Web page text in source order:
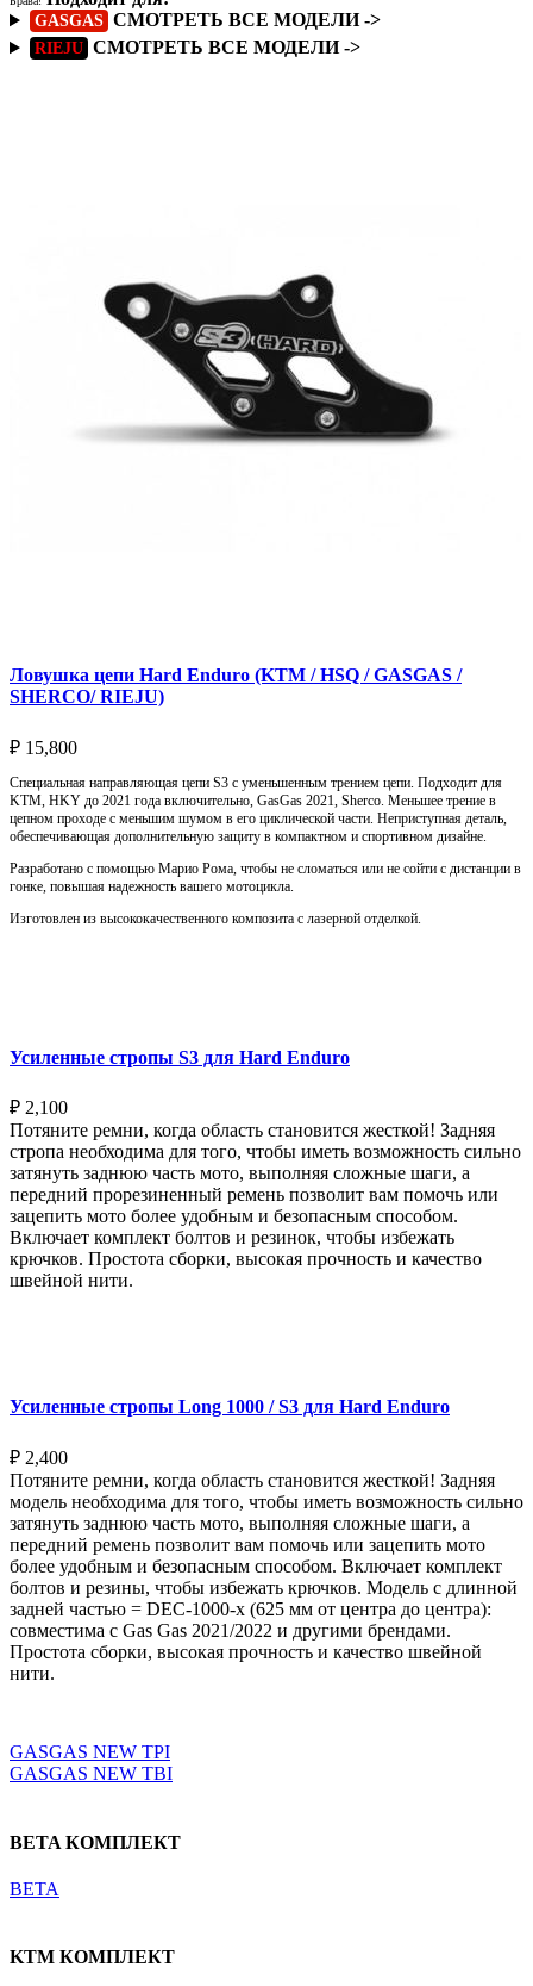
GASGAS СМОТРЕТЬ ВСЕ МОДЕЛИ ->
RIEJU СМОТРЕТЬ ВСЕ МОДЕЛИ ->
Ловушка цепи Hard Enduro (KTM / HSQ / GASGAS /
SHERCO/ RIEJU)
₽ 15,800
Специальная направляющая цепи S3 с уменьшенным трением цепи. Подходит для
KTM, HKY до 2021 года включительно, GasGas 2021, Sherco. Меньшее трение в
цепном проходе с меньшим шумом в его циклической части. Неприступная деталь,
обеспечивающая дополнительную защиту в компактном и спортивном дизайне.
Разработано с помощью Марио Рома, чтобы не сломаться или не сойти с дистанции в
гонке, повышая надежность вашего мотоцикла.
Изготовлен из высококачественного композита с лазерной отделкой.
Усиленные стропы S3 для Hard Enduro
₽ 2,100
Потяните ремни, когда область становится жесткой! Задняя
стропа необходима для того, чтобы иметь возможность сильно
затянуть заднюю часть мото, выполняя сложные шаги, а
передний прорезиненный ремень позволит вам помочь или
зацепить мото более удобным и безопасным способом.
Включает комплект болтов и резинок, чтобы избежать
крючков. Простота сборки, высокая прочность и качество
швейной нити.
Усиленные стропы Long 1000 / S3 для Hard Enduro
₽ 2,400
Потяните ремни, когда область становится жесткой! Задняя
модель необходима для того, чтобы иметь возможность сильно
затянуть заднюю часть мото, выполняя сложные шаги, а
передний ремень позволит вам помочь или зацепить мото
более удобным и безопасным способом. Включает комплект
болтов и резины, чтобы избежать крючков. Модель с длинной
задней частью = DEC-1000-x (625 мм от центра до центра):
совместима с Gas Gas 2021/2022 и другими брендами.
Простота сборки, высокая прочность и качество швейной
нити.
GASGAS NEW TPI
GASGAS NEW TBI
BETA КОМПЛЕКТ
BETA
KTM КОМПЛЕКТ